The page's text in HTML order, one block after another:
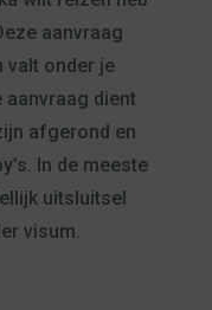
aanvraag
valt onder je
aanvraag dient
afgerond en
In de meeste
uitsluitsel
visum.